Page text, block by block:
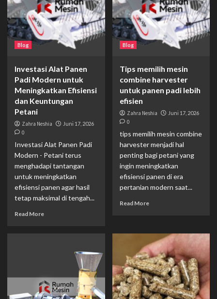
Blog
Investasi Alat Panen
Padi Modern untuk
Meningkatkan Efisiensi
dan Keuntungan
Petani
Zahra Neshia Juni 17, 2026
0
Investasi Alat Panen Padi
Modern - Petani terus
menghadapi tantangan
untuk meningkatkan
efisiensi panen agar hasil
tetap maksimal di tengah...
Read More
Blog
Tips memilih mesin
combine harvester
untuk panen padi lebih
efisien
Zahra Neshia Juni 17, 2026
0
tips memilih mesin combine
harvester menjadi hal
penting bagi petani yang
ingin meningkatkan
efisiensi panen di era
pertanian modern saat...
Read More